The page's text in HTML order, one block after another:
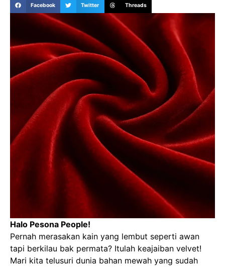
Facebook Twitter Threads
Halo Pesona People!
Pernah merasakan kain yang lembut seperti awan
tapi berkilau bak permata? Itulah keajaiban velvet!
Mari kita telusuri dunia bahan mewah yang sudah